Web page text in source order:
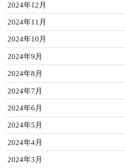
2024年12月
2024年11月
2024年10月
2024年9月
2024年8月
2024年7月
2024年6月
2024年5月
2024年4月
2024年3月